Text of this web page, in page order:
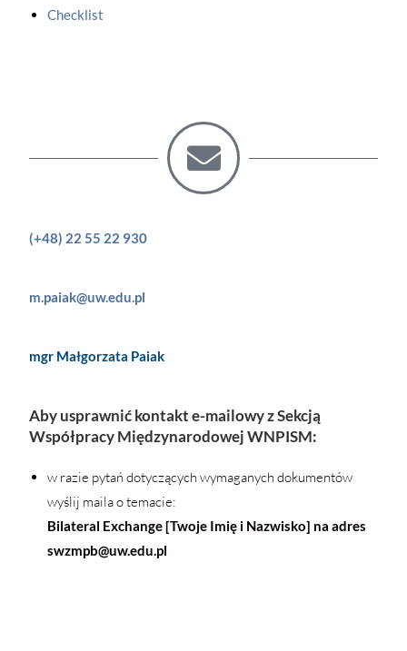
Checklist
(+48) 22 55 22 930
m.paiak@uw.edu.pl
mgr Małgorzata Paiak
Aby usprawnić kontakt e-mailowy z Sekcją
Współpracy Międzynarodowej WNPISM:
w razie pytań dotyczących wymaganych dokumentów
wyślij maila o temacie:
Bilateral Exchange [Twoje Imię i Nazwisko] na adres
swzmpb@uw.edu.pl